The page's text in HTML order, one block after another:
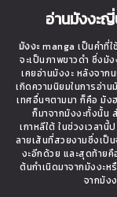
อ่านมังงะญี่
มังงะmanga เป็นคำที่
จะเป็นภาพขาวดำ ซึ่งมั
เคยอ่านมังงะ หลังจาก
เกิดความนิยมในการอ่า
เทศอื่นๆตามมา ก็คือ มัง
ก็มาจากมังงะทั้งนั้น
เกาหลีใต้ ในช่วงเวลานี้
ลายเส้นที่สวยงามซึ่งเป็
งะอีกด้วย และสุดท้ายคื
ต้นกำเนิดมาจากมังงะ
จากมัง